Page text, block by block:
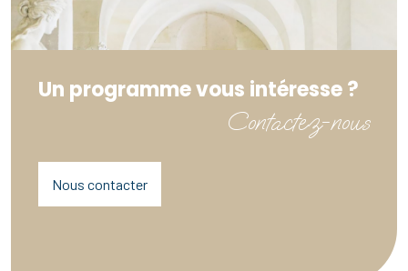
Un programme vous intéresse ?
Contactez-nous
Nous contacter